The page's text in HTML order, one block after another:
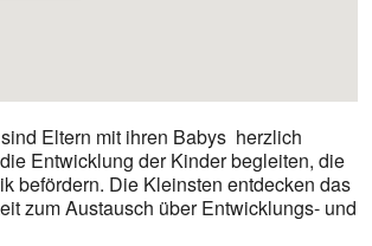
Eltern mit ihren Babys herzlich
Entwicklung der Kinder begleiten, die
befördern. Die Kleinsten entdecken das
zum Austausch über Entwicklungs- und